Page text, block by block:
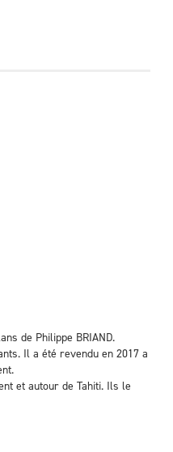
de Philippe BRIAND.
Il a été revendu en 2017 a
et autour de Tahiti. Ils le